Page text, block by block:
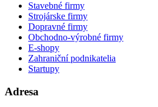
Stavebné firmy
Strojárske firmy
Dopravné firmy
Obchodno-výrobné firmy
E-shopy
Zahraniční podnikatelia
Startupy
Adresa